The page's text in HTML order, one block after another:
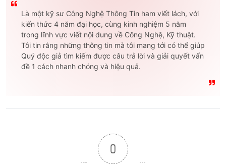
Là một kỹ sư Công Nghệ Thông Tin ham viết lách, với
kiến thức 4 năm đại học, cùng kinh nghiệm 5 năm
trong lĩnh vực viết nội dung về Công Nghệ, Kỹ thuật.
Tôi tin rằng những thông tin mà tôi mang tới có thể giúp
Quý độc giả tìm kiếm được câu trả lời và giải quyết vấn
đề 1 cách nhanh chóng và hiệu quả.
0